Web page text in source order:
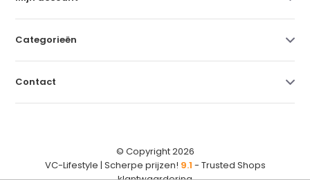
Categorieën
Contact
© Copyright 2026
VC-Lifestyle | Scherpe prijzen! 9.1 - Trusted Shops